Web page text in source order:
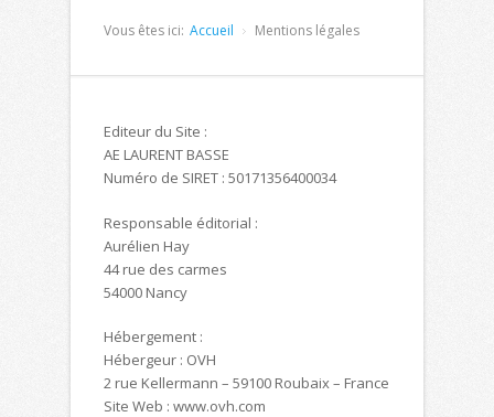
Vous êtes ici: Accueil Mentions légales
Editeur du Site :
AE LAURENT BASSE
Numéro de SIRET : 50171356400034
Responsable éditorial :
Aurélien Hay
44 rue des carmes
54000 Nancy
Hébergement :
Hébergeur : OVH
2 rue Kellermann – 59100 Roubaix – France
Site Web : www.ovh.com